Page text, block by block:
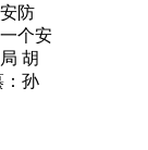
防
个安
胡
：孙